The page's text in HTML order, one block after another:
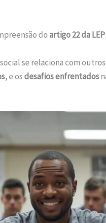
doartigo 22 da LEP
se relaciona com
, e osdesafios enfrentados